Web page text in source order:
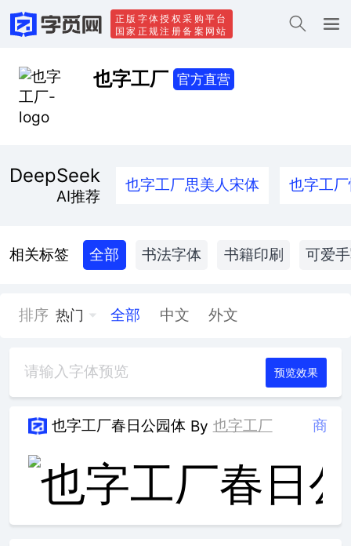
正版字体授权采购平台
国家正规注册备案网站
也字工厂 官方直营
DeepSeek
AI推荐
也字工厂思美人宋体 也字工
相关标签 全部 书法字体 书籍印刷 可爱
排序 热门 全部 中文 外文
预览效果
也字工厂春日公园体 By 也字工厂 商